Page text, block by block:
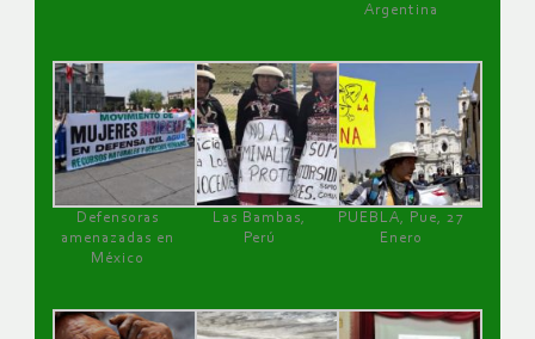
Argentina
Defensoras
amenazadas en
México
Las Bambas,
Perú
PUEBLA, Pue, 27
Enero